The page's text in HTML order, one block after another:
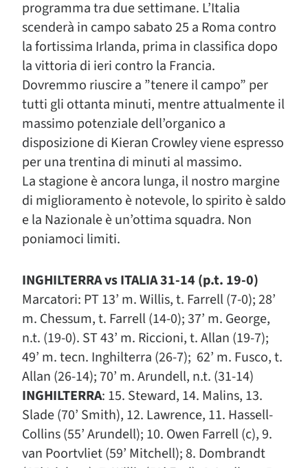
programma tra due settimane. L’Italia
scenderà in campo sabato 25 a Roma contro
la fortissima Irlanda, prima in classifica dopo
la vittoria di ieri contro la Francia.
Dovremmo riuscire a ”tenere il campo” per
tutti gli ottanta minuti, mentre attualmente il
massimo potenziale dell’organico a
disposizione di Kieran Crowley viene espresso
per una trentina di minuti al massimo.
La stagione è ancora lunga, il nostro margine
di miglioramento è notevole, lo spirito è saldo
e la Nazionale è un’ottima squadra. Non
poniamoci limiti.
INGHILTERRA vs ITALIA 31-14 (p.t. 19-0)
Marcatori: PT 13’ m. Willis, t. Farrell (7-0); 28’
m. Chessum, t. Farrell (14-0); 37’ m. George,
n.t. (19-0). ST 43’ m. Riccioni, t. Allan (19-7);
49’ m. tecn. Inghilterra (26-7); 62’ m. Fusco, t.
Allan (26-14); 70’ m. Arundell, n.t. (31-14)
INGHILTERRA: 15. Steward, 14. Malins, 13.
Slade (70’ Smith), 12. Lawrence, 11. Hassell-
Collins (55’ Arundell); 10. Owen Farrell (c), 9.
van Poortvliet (59’ Mitchell); 8. Dombrandt